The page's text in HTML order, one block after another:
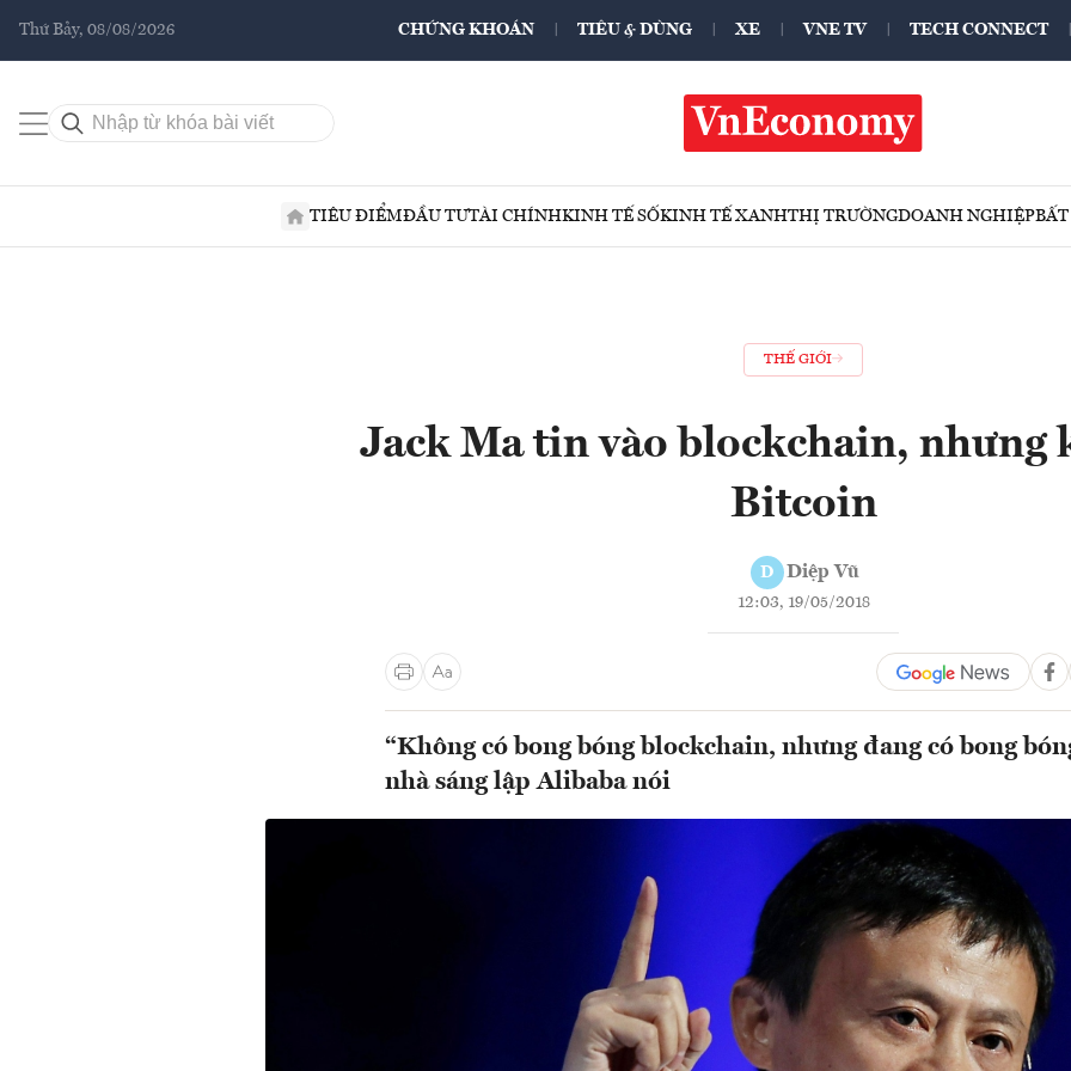
Thứ Bảy, 08/08/2026 CHỨNG KHOÁN TIÊU & DÙNG XE VNE TV TECH CONNECT
TIÊU ĐIỂMĐẦU TƯTÀI CHÍNHKINH TẾ SỐKINH TẾ XANHTHỊ TRƯỜNGDOANH NGHIỆPBẤT
THẾ GIỚI
Jack Ma tin vào blockchain, nhưng
Bitcoin
D Diệp Vũ
12:03, 19/05/2018
“Không có bong bóng blockchain, nhưng đang có bong
nhà sáng lập Alibaba nói